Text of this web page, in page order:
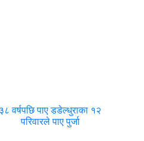
३८ वर्षपछि पाए डडेल्धुराका १२
परिवारले पाए पुर्जा